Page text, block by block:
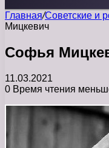
Главная/Советские и
Мицкевич
Софья
11.03.2021
0 Время чтения